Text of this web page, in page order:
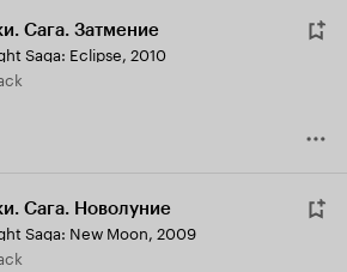
Сага. Затмение
Saga: Eclipse, 2010
Сага. Новолуние
Saga: New Moon, 2009